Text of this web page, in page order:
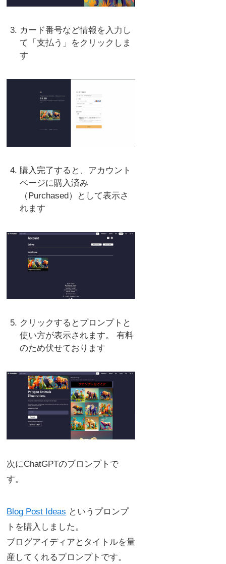
カード番号など情報を入力し
て「支払う」をクリックしま
す
購入完了すると、アカウント
ページに購入済み
（Purchased）として表示さ
れます
クリックするとプロンプトと
使い方が表示されます。 有料
のため伏せております
次にChatGPTのプロンプトで
す。
Blog Post Ideas というプロンプ
トを購入しました。
ブログアイディアとタイトルを量
産してくれるプロンプトです。